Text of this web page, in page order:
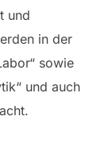
und
in der
sowie
und auch